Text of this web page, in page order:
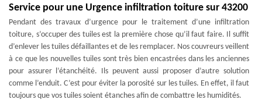
Service pour une Urgence infiltration toiture sur 43200
Pendant des travaux d’urgence pour le traitement d’une infiltration
toiture, s’occuper des tuiles est la première chose qu’il faut faire. Il suffit
d’enlever les tuiles défaillantes et de les remplacer. Nos couvreurs veillent
à ce que les nouvelles tuiles sont très bien encastrées dans les anciennes
pour assurer l’étanchéité. Ils peuvent aussi proposer d’autre solution
comme l’enduit. C’est pour éviter la porosité sur les tuiles. En effet, il faut
toujours que vos tuiles soient étanches afin de combattre les humidités.